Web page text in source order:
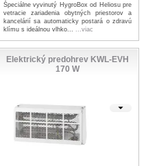
Špeciálne vyvinutý HygroBox od Heliosu pre
vetracie zariadenia obytných priestorov a
kancelárií sa automaticky postará o zdravú
klímu s ideálnou vlhko...
...viac
Elektrický predohrev KWL-EVH
170 W